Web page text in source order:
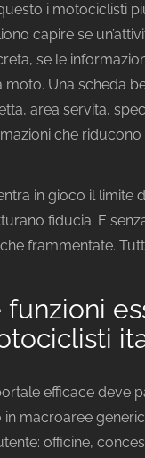
i motociclisti
capire se
se le
moto. Una scheda
area servita,
che riducono
in gioco il limite
fiducia. E
frammentate.
funzioni
efficace deve
in macroaree
officine,